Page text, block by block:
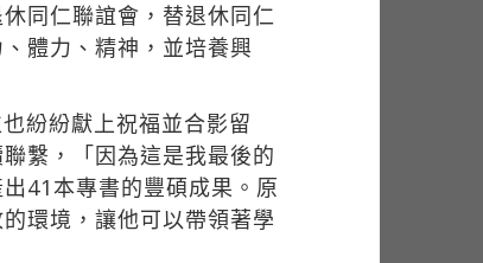
同仁聯誼會，替退休同仁
體力、精神，並培養興
紛紛獻上祝福並合影留
繫，「因為這是我最後的
41本專書的豐碩成果。原
環境，讓他可以帶領著學